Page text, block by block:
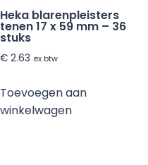
Heka blarenpleisters
tenen 17 x 59 mm – 36
stuks
€ 2.63 ex btw
Toevoegen aan
winkelwagen